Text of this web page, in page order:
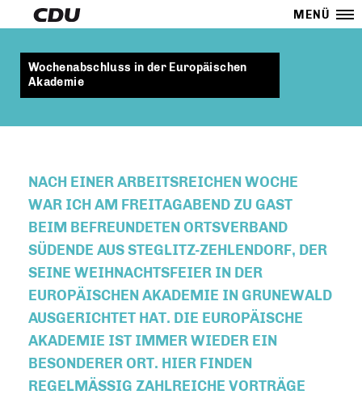
MENÜ
Wochenabschluss in der Europäischen
Akademie
NACH EINER ARBEITSREICHEN WOCHE
WAR ICH AM FREITAGABEND ZU GAST
BEIM BEFREUNDETEN ORTSVERBAND
SÜDENDE AUS STEGLITZ-ZEHLENDORF, DER
SEINE WEIHNACHTSFEIER IN DER
EUROPÄISCHEN AKADEMIE IN GRUNEWALD
AUSGERICHTET HAT. DIE EUROPÄISCHE
AKADEMIE IST IMMER WIEDER EIN
BESONDERER ORT. HIER FINDEN
REGELMÄSSIG ZAHLREICHE VORTRÄGE U